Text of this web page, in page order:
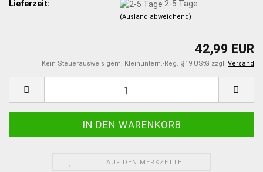
Lieferzeit:
2-5 Tage
(Ausland abweichend)
42,99 EUR
Kein Steuerausweis gem. Kleinuntern.-Reg. §19 UStG zzgl. Versand
AUF DEN MERKZETTEL